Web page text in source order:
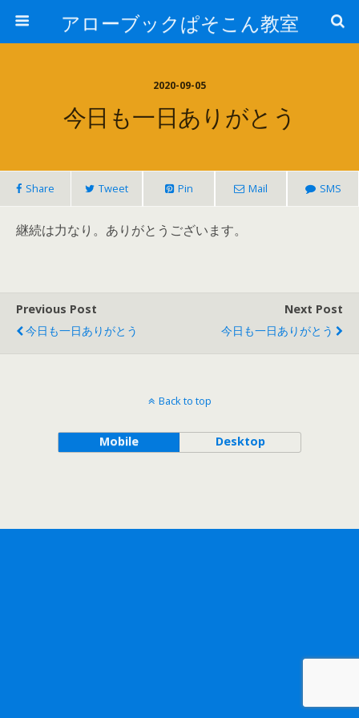
アローブックぱそこん教室
2020-09-05
今日も一日ありがとう
Share Tweet Pin Mail SMS
継続は力なり。ありがとうございます。
Previous Post
今日も一日ありがとう
Next Post
今日も一日ありがとう
Back to top
Mobile Desktop